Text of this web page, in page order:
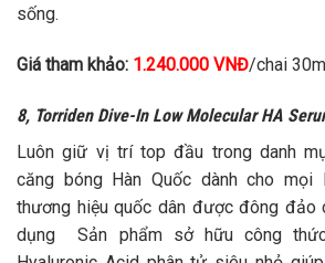
sống.
Giá tham khảo: 1.240.000 VNĐ/chai
8, Torriden Dive-In Low Molecular HA
Luôn giữ vị trí top đầu trong danh
căng bóng Hàn Quốc dành cho mọi
thương hiệu quốc dân được đông
dụng Sản phẩm sở hữu công